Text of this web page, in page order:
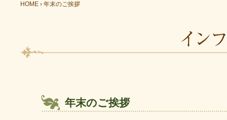
HOME › 年末のご挨拶
年末のご挨拶